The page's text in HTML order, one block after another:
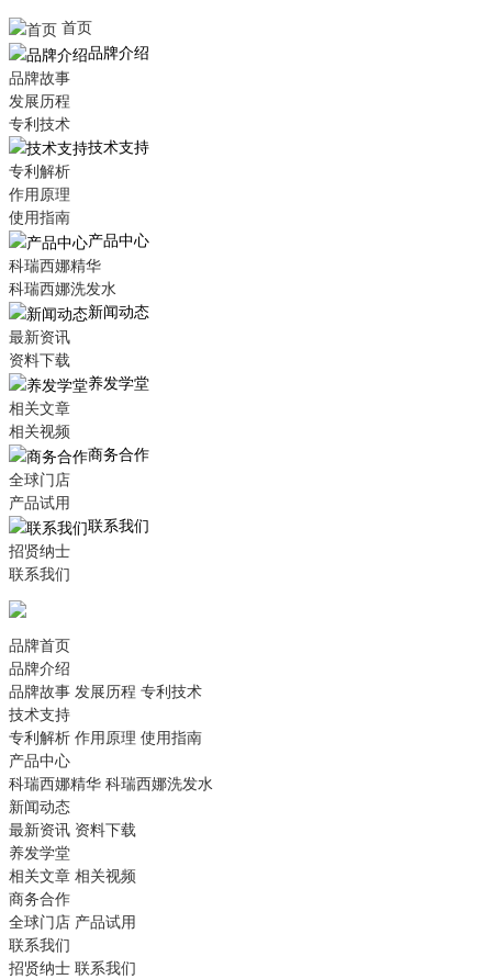
首页
品牌介绍
品牌故事
发展历程
专利技术
技术支持
专利解析
作用原理
使用指南
产品中心
科瑞西娜精华
科瑞西娜洗发水
新闻动态
最新资讯
资料下载
养发学堂
相关文章
相关视频
商务合作
全球门店
产品试用
联系我们
招贤纳士
联系我们
品牌首页
品牌介绍
品牌故事 发展历程 专利技术
技术支持
专利解析 作用原理 使用指南
产品中心
科瑞西娜精华 科瑞西娜洗发水
新闻动态
最新资讯 资料下载
养发学堂
相关文章 相关视频
商务合作
全球门店 产品试用
联系我们
招贤纳士 联系我们